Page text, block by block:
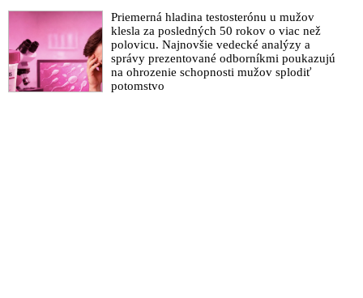
Priemerná hladina testosterónu u mužov
klesla za posledných 50 rokov o viac než
polovicu. Najnovšie vedecké analýzy a
správy prezentované odborníkmi poukazujú
na ohrozenie schopnosti mužov splodiť
potomstvo